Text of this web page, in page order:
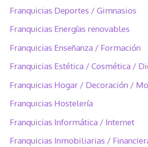
Franquicias Deportes / Gimnasios
Franquicias Energías renovables
Franquicias Enseñanza / Formación
Franquicias Estética / Cosmética /
Franquicias Hogar / Decoración /
Franquicias Hostelería
Franquicias Informática / Internet
Franquicias Inmobiliarias /